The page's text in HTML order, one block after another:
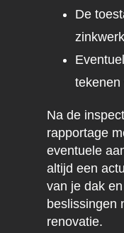
De
tekenen
Na de
rapportage
eventuele
altijd een
van je dak
beslissingen
renovatie.